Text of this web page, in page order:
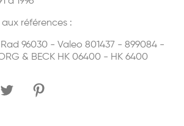
références :
96030 - Valeo 801437 - 899084 -
& BECK HK 06400 - HK 6400